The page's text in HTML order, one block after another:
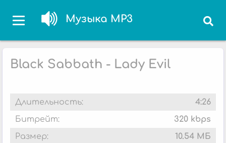
Музыка MP3
Black Sabbath - Lady Evil
Длительность:
4:26
Битрейт:
320 kbps
Размер:
10.54 МБ